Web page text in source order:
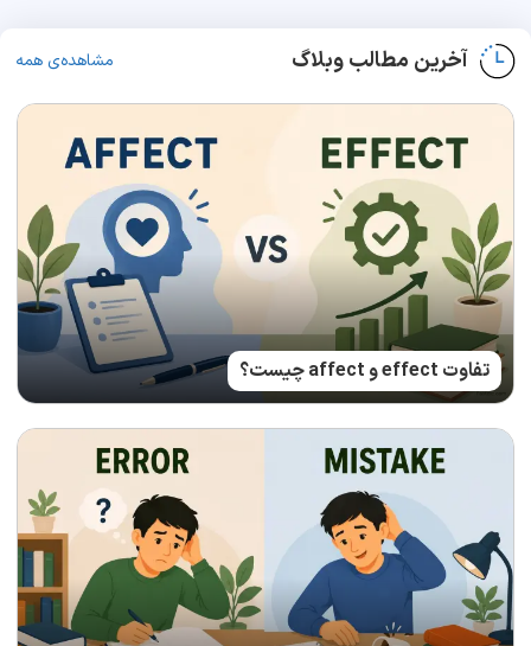
آخرین مطالب وبلاگ مشاهده‌ی همه
تفاوت effect و affect چیست؟